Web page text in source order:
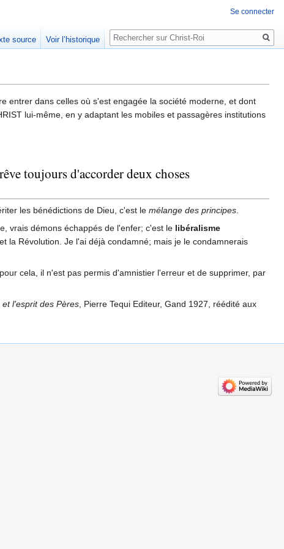
entrer dans celles où s'est engagée la société moderne, et dont
lui-même, en y adaptant les mobiles et passagères institutions
toujours d'accorder deux choses
les bénédictions de Dieu, c'est le mélange des principes.
vrais démons échappés de l'enfer; c'est le libéralisme
la Révolution. Je l'ai déjà condamné; mais je le condamnerais
cela, il n'est pas permis d'amnistier l'erreur et de supprimer, par
l'esprit des Pères, Pierre Tequi Editeur, Gand 1927, réédité aux
Se connecter
source Voir l’historique
Rechercher